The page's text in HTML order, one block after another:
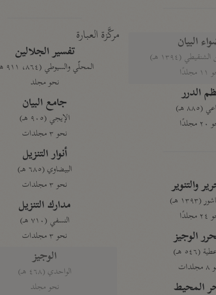
البيان
(١٣٩٤ هـ)
الدرر
(٨٨٥ هـ)
والتنوير
هـ)
الوجيز
(٥٤٦ هـ)
المحيط
مركَّزة العبارة
تفسير الجلالين
المحلّي والسيوطي (٨٦٤، ٩١١ هـ)
نحو مجلد
جامع البيان
الإيجي (٩٠٥ هـ)
نحو ٣ مجلدات
أنوار التنزيل
البيضاوي (٦٨٥ هـ)
نحو ٣ مجلدات
مدارك التنزيل
النسفي (٧١٠ هـ)
نحو ٣ مجلدات
الوجيز
الواحدي (٤٦٨ هـ)
نحو مجلد